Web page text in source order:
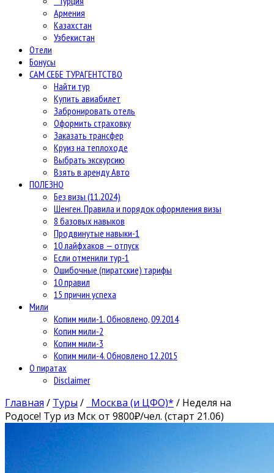
Армения
Казахстан
Узбекистан
Отели
Бонусы
САМ СЕБЕ ТУРАГЕНТСТВО
Найти тур
Купить авиабилет
Забронировать отель
Оформить страховку
Заказать трансфер
Круиз на теплоходе
Выбрать экскурсию
Взять в аренду Авто
ПОЛЕЗНО
Без визы (11.2024)
Шенген. Правила и порядок оформления визы
8 базовых навыков
Продвинутые навыки-1
10 лайфхаков — отпуск
Если отменили тур-1
Ошибочные (пиратские) тарифы
10 правил
15 причин успеха
Мили
Копим мили-1. Обновлено, 09.2014
Копим мили-2
Копим мили-3
Копим мили-4. Обновлено 12.2015
О пиратах
Disclaimer
Главная / Туры / Москва (и ЦФО)* / Неделя на
Родосе! Тур из Мск от 9800₽/чел. (старт 21.06)